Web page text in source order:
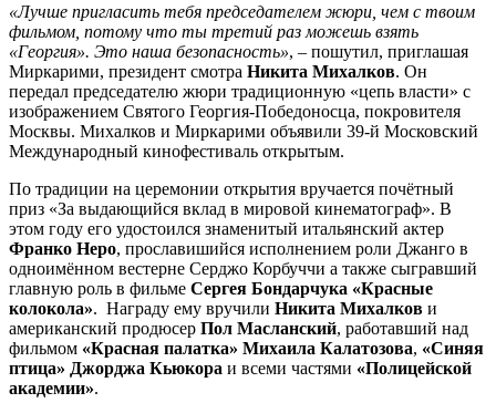
«Лучше пригласить тебя председателем жюри, чем с твоим
фильмом, потому что ты третий раз можешь взять
«Георгия». Это наша безопасность», – пошутил, приглашая
Миркарими, президент смотра Никита Михалков. Он
передал председателю жюри традиционную «цепь власти» с
изображением Святого Георгия-Победоносца, покровителя
Москвы. Михалков и Миркарими объявили 39-й Московский
Международный кинофестиваль открытым.
По традиции на церемонии открытия вручается почётный
приз «За выдающийся вклад в мировой кинематограф». В
этом году его удостоился знаменитый итальянский актер
Франко Неро, прославишийся исполнением роли Джанго в
одноимённом вестерне Серджо Корбуччи а также сыгравший
главную роль в фильме Сергея Бондарчука «Красные
колокола». Награду ему вручили Никита Михалков и
американский продюсер Пол Масланский, работавший над
фильмом «Красная палатка» Михаила Калатозова, «Синяя
птица» Джорджа Кьюкора и всеми частями «Полицейской
академии».